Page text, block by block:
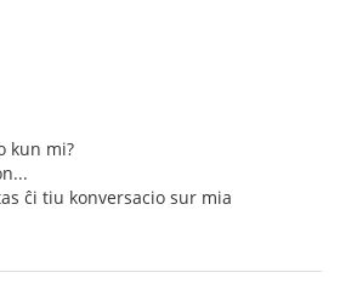
kun mi?
ĉi tiu konversacio sur mia